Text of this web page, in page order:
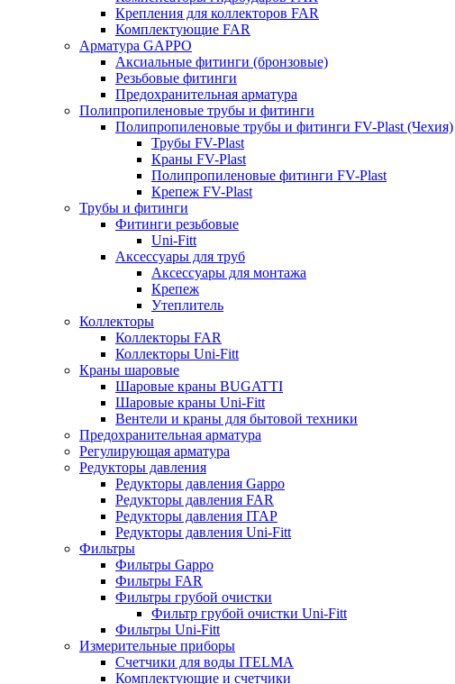
Крепления для коллекторов FAR
Комплектующие FAR
Арматура GAPPO
Аксиальные фитинги (бронзовые)
Резьбовые фитинги
Предохранительная арматура
Полипропиленовые трубы и фитинги
Полипропиленовые трубы и фитинги FV-Plast (Чехия)
Трубы FV-Plast
Краны FV-Plast
Полипропиленовые фитинги FV-Plast
Крепеж FV-Plast
Трубы и фитинги
Фитинги резьбовые
Uni-Fitt
Аксессуары для труб
Аксессуары для монтажа
Крепеж
Утеплитель
Коллекторы
Коллекторы FAR
Коллекторы Uni-Fitt
Краны шаровые
Шаровые краны BUGATTI
Шаровые краны Uni-Fitt
Вентели и краны для бытовой техники
Предохранительная арматура
Регулирующая арматура
Редукторы давления
Редукторы давления Gappo
Редукторы давления FAR
Редукторы давления ITAP
Редукторы давления Uni-Fitt
Фильтры
Фильтры Gappo
Фильтры FAR
Фильтры грубой очистки
Фильтр грубой очистки Uni-Fitt
Фильтры Uni-Fitt
Измерительные приборы
Счетчики для воды ITELMA
Комплектующие и счетчики